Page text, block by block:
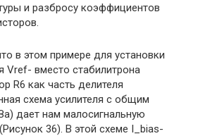
и разбросу коэффициентов
в этом примере для установки
Vref- вместо стабилитрона
R6 как часть делителя
схема усилителя с общим
дает нам малосигнальную
36). В этой схеме I_bias-